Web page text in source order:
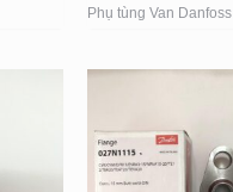
Phụ tùng Van Danfoss